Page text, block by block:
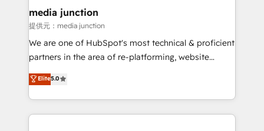
Mexico, USA, and Portugal—we've executed over a
hundred successful operations. Our approach,
rooted in RevOps principles, integrates analysis,
training, planning, and qualification. Leveraging
inbound marketing tactics, we focus on
understanding, nurturing, and converting leads.
media junction
提供元：media junction
We are one of HubSpot's most technical & proficient
partners in the area of re-platforming, website
design & development. We specialize in multi-hub
implementations for mid-market & enterprise
companies. We are woman-owned, powered by
coffee, and we ❤️ dogs. We produce award-winning
Elite5.0